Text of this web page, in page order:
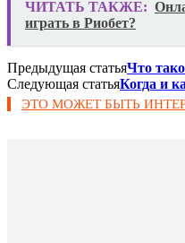
ЧИТАТЬ ТАКЖЕ:
играть в Риобет?
Предыдущая статьяЧто
Следующая статьяКогда и
ЭТО МОЖЕТ БЫТЬ